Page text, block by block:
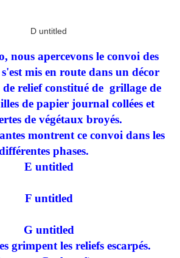
nous apercevons le convoi des
mis en route dans un décor
de relief constitué de grillage de
de papier journal collées et
de végétaux broyés.
montrent ce convoi dans les
phases.
grimpent les reliefs escarpés.